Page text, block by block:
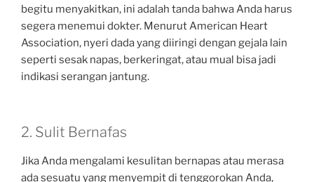
begitu menyakitkan, ini adalah tanda bahwa Anda harus
segera menemui dokter. Menurut American Heart
Association, nyeri dada yang diiringi dengan gejala lain
seperti sesak napas, berkeringat, atau mual bisa jadi
indikasi serangan jantung.
2. Sulit Bernafas
Jika Anda mengalami kesulitan bernapas atau merasa
ada sesuatu yang menyempit di tenggorokan Anda,